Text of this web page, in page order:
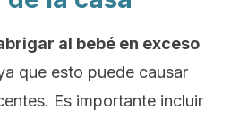
al bebé en exceso
que esto puede causar
Es importante incluir